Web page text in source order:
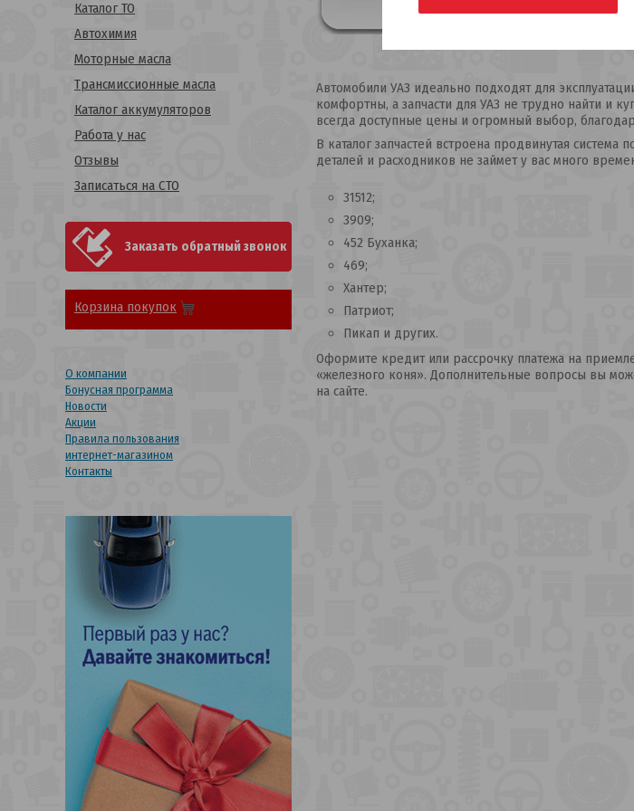
Автомобили УАЗ идеально подходят для
комфортны, а запчасти для УАЗ не трудно найти и
всегда доступные цены и огромный выбор,
В каталог запчастей встроена продвинутая
деталей и расходников не займет у вас много
31512;
3909;
452 Буханка;
469;
Хантер;
Патриот;
Пикап и других.
Оформите кредит или рассрочку платежа на
«железного коня». Дополнительные вопросы вы
на сайте.
Каталог ТО
Автохимия
Моторные масла
Трансмиссионные масла
Каталог аккумуляторов
Работа у нас
Отзывы
Записаться на СТО
Заказать обратный звонок
Корзина покупок
О компании
Бонусная программа
Новости
Акции
Правила пользования
интернет-магазином
Контакты